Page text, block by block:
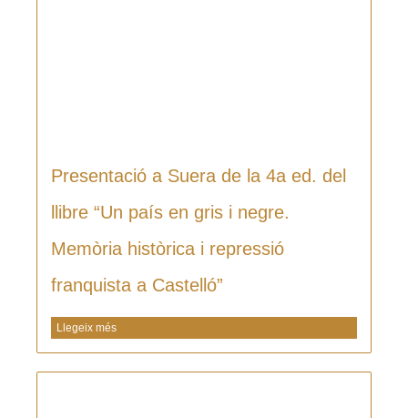
Presentació a Suera de la 4a ed. del
llibre “Un país en gris i negre.
Memòria històrica i repressió
franquista a Castelló”
Llegeix més